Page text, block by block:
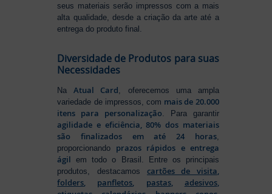
seus materiais serão impressos com a mais
alta qualidade, desde a criação da arte até a
entrega do produto final.
Diversidade de Produtos para suas
Necessidades
NaAtual Card , oferecemos uma ampla
variedade de impressos, com mais de 20.000
itens para personalização . Para garantir
agilidade e eficiência, 80% dos materiais
são finalizados em até 24 horas,
proporcionando prazos rápidos e entrega
ágil em todo o Brasil. Entre os principais
produtos, destacamos cartões de visita,
folders, panfletos, pastas, adesivos,